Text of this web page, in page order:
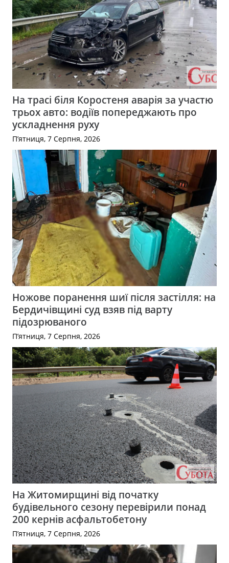
На трасі біля Коростеня аварія за участю
трьох авто: водіїв попереджають про
ускладнення руху
П’ятниця, 7 Серпня, 2026
Ножове поранення шиї після застілля: на
Бердичівщині суд взяв під варту
підозрюваного
П’ятниця, 7 Серпня, 2026
На Житомирщині від початку
будівельного сезону перевірили понад
200 кернів асфальтобетону
П’ятниця, 7 Серпня, 2026